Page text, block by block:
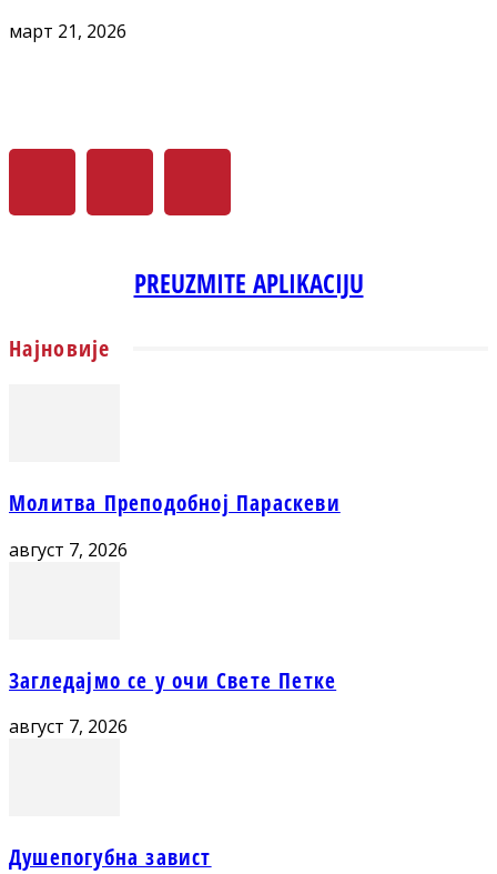
март 21, 2026
PREUZMITE APLIKACIJU
Најновије
Молитва Преподобној Параскеви
август 7, 2026
Загледајмо се у очи Свете Петке
август 7, 2026
Душепогубна завист